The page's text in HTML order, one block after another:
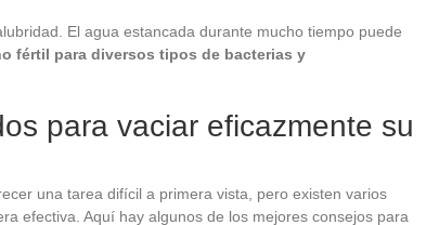
El agua estancada durante mucho tiempo puede
fértil para diversos tipos de bacterias y
para vaciar eficazmente su
una tarea difícil a primera vista, pero existen varios
efectiva. Aquí hay algunos de los mejores consejos para